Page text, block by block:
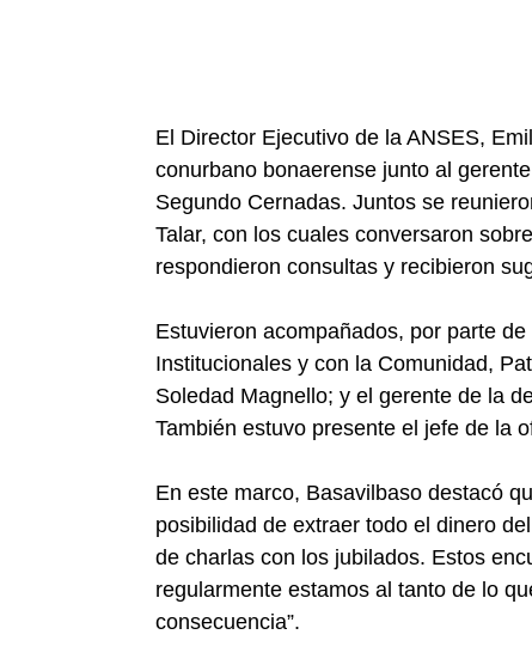
El Director Ejecutivo de la ANSES,
conurbano bonaerense junto al
Segundo Cernadas. Juntos se
Talar, con los cuales conversaron
respondieron consultas y recibieron
Estuvieron acompañados, por parte
Institucionales y con la Comunidad,
Soledad Magnello; y el gerente de la
También estuvo presente el jefe de la
En este marco, Basavilbaso destacó
posibilidad de extraer todo el dinero
de charlas con los jubilados. Estos
regularmente estamos al tanto de lo
consecuencia”.